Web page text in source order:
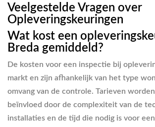
Veelgestelde Vragen over
Opleveringskeuringen
Wat kost een
Breda gemiddeld?
De kosten voor een inspectie bij
markt en zijn afhankelijk van het type
omvang van de controle. Tarieven
beïnvloed door de complexiteit van de
installaties en de tijd die nodig is voor